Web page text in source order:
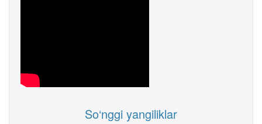
So‘nggi yangiliklar